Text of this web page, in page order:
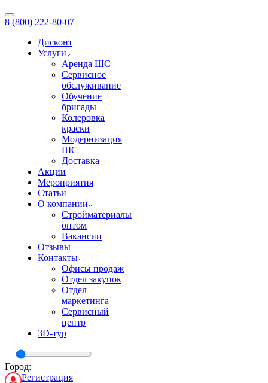
8 (800) 222-80-07
Дисконт
Услуги
Аренда ШС
Сервисное
обслуживание
Обучение
бригады
Колеровка
краски
Модернизация
ШС
Доставка
Акции
Мероприятия
Статьи
О компании
Стройматериалы
оптом
Вакансии
Отзывы
Контакты
Офисы продаж
Отдел закупок
Отдел
маркетинга
Сервисный
центр
3D-тур
Город:
Регистрация